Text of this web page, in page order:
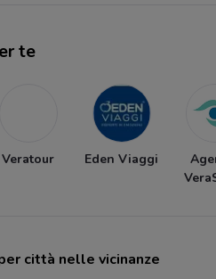
te
Veratour Eden Viaggi
città nelle vicinanze